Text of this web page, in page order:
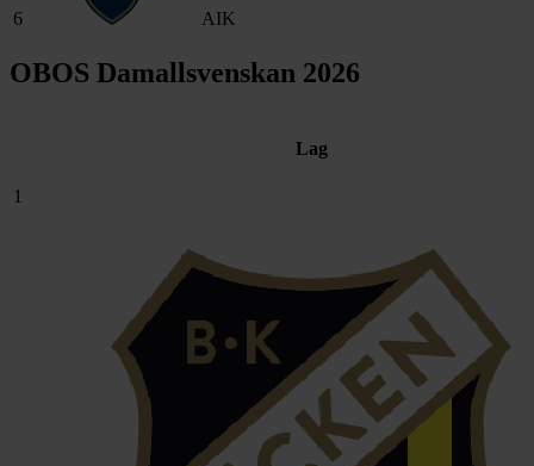
6 AIK
OBOS Damallsvenskan 2026
Lag
1